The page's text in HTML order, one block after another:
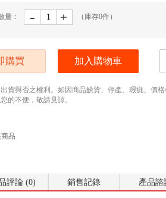
量： - ﹢ （庫存0件）
購買 加入購物車
貨與否之權利。如因商品缺貨、停產、瑕疵、價
的不便，敬請見諒。
品
評論 (0) 銷售記錄 產品諮